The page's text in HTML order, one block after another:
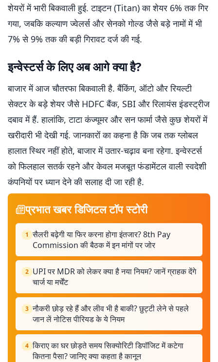
शेयरों में भारी बिकवाली हुई. टाइटन (Titan) का शेयर 6% तक गिर
गया, जबकि कल्याण ज्वेलर्स और सेनको गोल्ड जैसे बड़े नामों में भी
7% से 9% तक की बड़ी गिरावट दर्ज की गई.
इन्वेस्टर्स के लिए अब आगे क्या है?
बाजार में आज चौतरफा बिकवाली है. बैंकिंग, ऑटो और रियल्टी
सेक्टर के बड़े शेयर जैसे HDFC बैंक, SBI और रिलायंस इंडस्ट्रीज
दबाव में हैं. हालांकि, टाटा कंज्यूमर और सन फार्मा जैसे कुछ शेयरों में
खरीदारी भी देखी गई. जानकारों का कहना है कि जब तक ग्लोबल
हालात स्थिर नहीं होते, बाजार में उतार-चढ़ाव बना रहेगा. इन्वेस्टर्स
को फिलहाल सतर्क रहने और केवल मजबूत फंडामेंटल वाली स्वदेशी
कंपनियों पर ध्यान देने की सलाह दी जा रही है.
प्रभात खबर डिजिटल टॉप स्टोरी
1 सैलरी बढ़ेगी या फिर करना होगा इंतजार? 8th Pay
Commission की बैठक में इन मांगों पर जोर
2 UPI पर MDR को लेकर क्या है नया नियम? जानें ग्राहक देंगे
चार्ज या मर्चेंट
3 नौकरी छोड़ रहे हैं और लीव भी है बाकी? छुट्टी लेने से पहले
जान लें नोटिस पीरियड के ये नियम
4 किराए का घर छोड़ते समय सिक्योरिटी डिपॉजिट में कटेगा
कितना पैसा? जानिए क्या कहता है कानून